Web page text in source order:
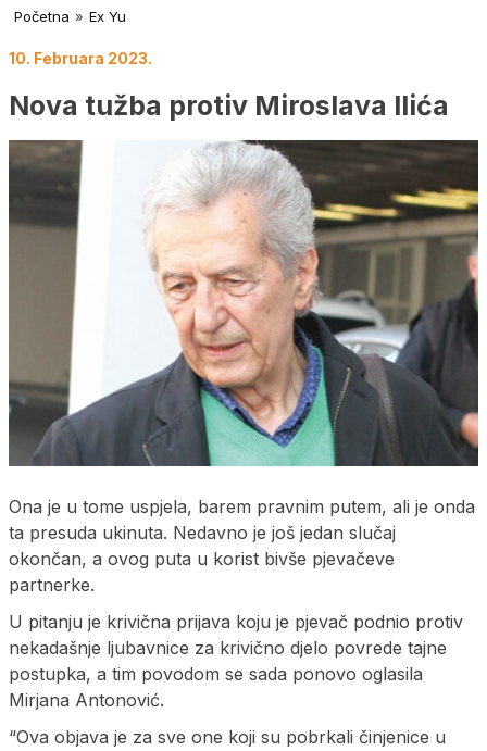
Početna » Ex Yu
10. Februara 2023.
Nova tužba protiv Miroslava Ilića
Ona je u tome uspjela, barem pravnim putem, ali je onda
ta presuda ukinuta. Nedavno je još jedan slučaj
okončan, a ovog puta u korist bivše pjevačeve
partnerke.
U pitanju je krivična prijava koju je pjevač podnio protiv
nekadašnje ljubavnice za krivično djelo povrede tajne
postupka, a tim povodom se sada ponovo oglasila
Mirjana Antonović.
“Ova objava je za sve one koji su pobrkali činjenice u